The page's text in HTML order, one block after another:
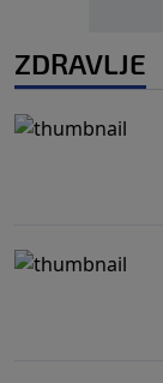
ZDRAVLJE